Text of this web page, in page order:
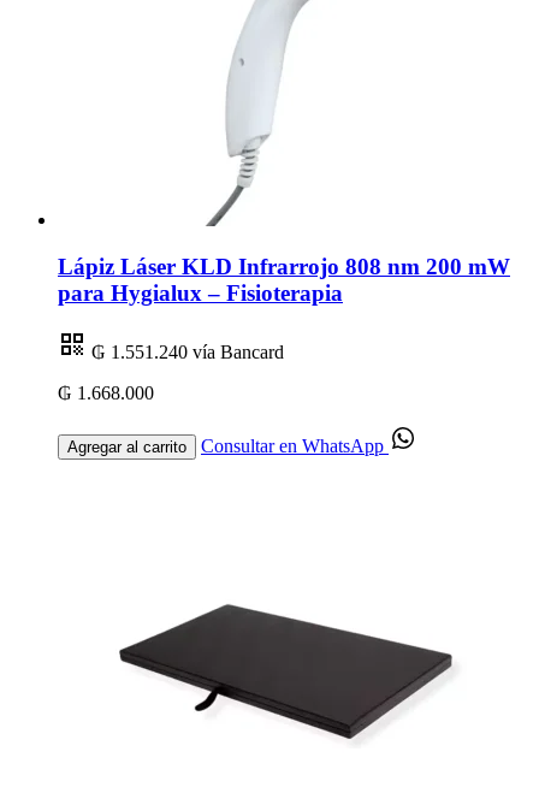
Lápiz Láser KLD Infrarrojo 808 nm 200 mW
para Hygialux – Fisioterapia
₲ 1.551.240 vía Bancard
₲ 1.668.000
Agregar al carrito Consultar en WhatsApp